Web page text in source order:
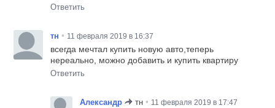
Ответить
тн • 11 февраля 2019 в 16:37
всегда мечтал купить новую авто,теперь
нереально, можно добавить и купить квартиру
Ответить
Александр тн • 11 февраля 2019 в 17:47